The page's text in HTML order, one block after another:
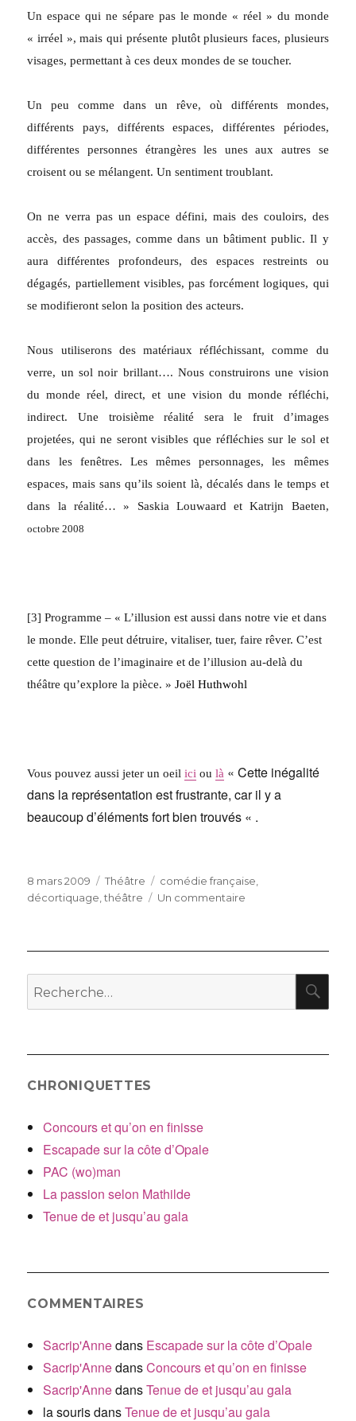
Un espace qui ne sépare pas le monde « réel » du monde
« irréel », mais qui présente plutôt plusieurs faces, plusieurs
visages, permettant à ces deux mondes de se toucher.
Un peu comme dans un rêve, où différents mondes,
différents pays, différents espaces, différentes périodes,
différentes personnes étrangères les unes aux autres se
croisent ou se mélangent. Un sentiment troublant.
On ne verra pas un espace défini, mais des couloirs, des
accès, des passages, comme dans un bâtiment public. Il y
aura différentes profondeurs, des espaces restreints ou
dégagés, partiellement visibles, pas forcément logiques, qui
se modifieront selon la position des acteurs.
Nous utiliserons des matériaux réfléchissant, comme du
verre, un sol noir brillant…. Nous construirons une vision
du monde réel, direct, et une vision du monde réfléchi,
indirect. Une troisième réalité sera le fruit d’images
projetées, qui ne seront visibles que réfléchies sur le sol et
dans les fenêtres. Les mêmes personnages, les mêmes
espaces, mais sans qu’ils soient là, décalés dans le temps et
dans la réalité… » Saskia Louwaard et Katrijn Baeten,
octobre 2008
[3] Programme – « L’illusion est aussi dans notre vie et dans
le monde. Elle peut détruire, vitaliser, tuer, faire rêver. C’est
cette question de l’imaginaire et de l’illusion au-delà du
théâtre qu’explore la pièce. » Joël Huthwohl
Vous pouvez aussi jeter un oeilici oulà « Cette inégalité
dans la représentation est frustrante, car il y a
beaucoup d’éléments fort bien trouvés « .
Publié
le
8 mars 2009 Catégories
Théâtre Étiquettes
comédie française
décortiquage ,théâtre Un commentaire
Recherche
pour
CHRONIQUETTES
Concours et qu’on en finisse
Escapade sur la côte d’Opale
PAC (wo)man
La passion selon Mathilde
Tenue de et jusqu’au gala
COMMENTAIRES
Sacrip'Annedans Escapade sur la côte d’Opale
Sacrip'AnnedansConcours et qu’on en finisse
Sacrip'AnnedansTenue de et jusqu’au gala
la sourisdansTenue de et jusqu’au gala